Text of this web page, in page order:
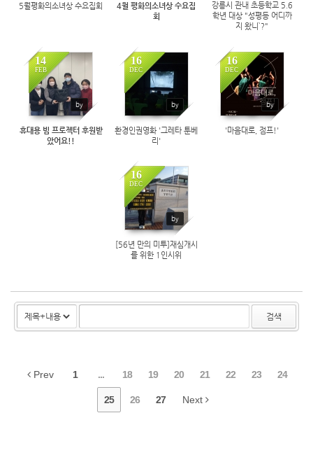
5월평화의소녀상 수요집회
4월 평화의소녀상 수요집
회
강릉시 관내 초등학교 5.6
학년 대상 "성평등 어디까
지 왔니`?"
14
FEB
by
1603
휴대용 빔 프로젝터 후원받
았어요!!
16
DEC
by
1608
환경인권영화 '그레타 툰베
리'
16
DEC
by
1458
'마음대로, 점프!'
16
DEC
by
1354
[56년 만의 미투]재심개시
를 위한 1인시위
검색
Prev 1 ... 18 19 20 21 22 23 24
25 26 27 Next